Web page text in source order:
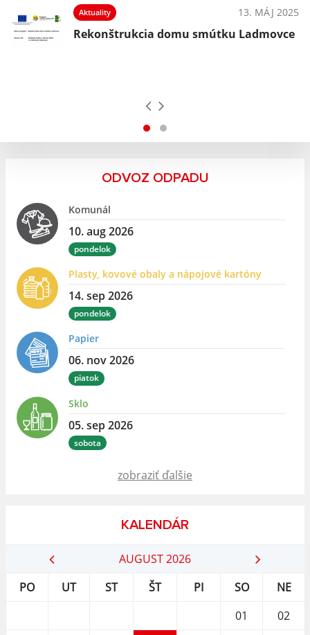
Aktuality 13. MÁJ 2025
Rekonštrukcia domu smútku Ladmovce
ODVOZ ODPADU
Komunál
10. aug 2026
pondelok
Plasty, kovové obaly a nápojové kartóny
14. sep 2026
pondelok
Papier
06. nov 2026
piatok
Sklo
05. sep 2026
sobota
zobraziť ďalšie
KALENDÁR
AUGUST 2026
PO
UT ST ŠT PI SO
NE
01
02